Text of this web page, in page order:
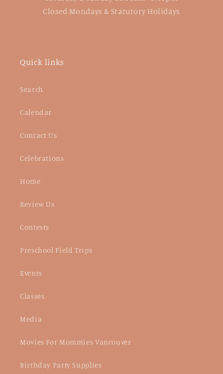
Closed Mondays & Statutory Holidays
Quick links
Search
Calendar
Contact Us
Celebrations
Home
Review Us
Contests
Preschool Field Trips
Events
Classes
Media
Movies For Mommies Vancouver
Birthday Party Supplies